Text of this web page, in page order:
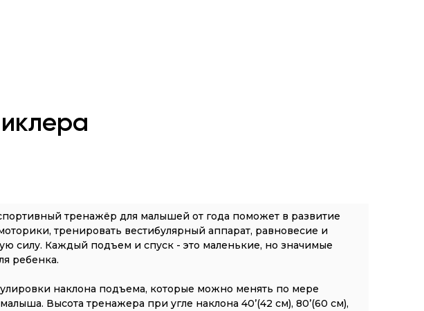
по России
х 46 см
тренажёр для малышей от года поможет в развитие
тренировать вестибулярный аппарат, равновесие и
силу. Каждый подъем и спуск - это маленькие, но значимые
ребенка.
наклона подъема, которые можно менять по мере
Высота тренажера при угле наклона 40’(42 см), 80’(60 см),